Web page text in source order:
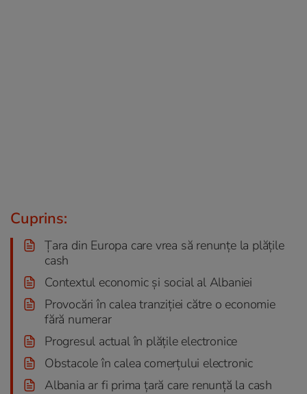
Cuprins:
Țara din Europa care vrea să renunțe la plățile
cash
Contextul economic și social al Albaniei
Provocări în calea tranziției către o economie
fără numerar
Progresul actual în plățile electronice
Obstacole în calea comerțului electronic
Albania ar fi prima țară care renunță la cash